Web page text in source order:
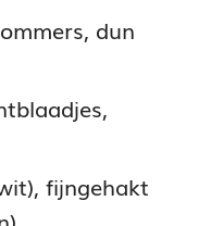
dun
fijngehakt